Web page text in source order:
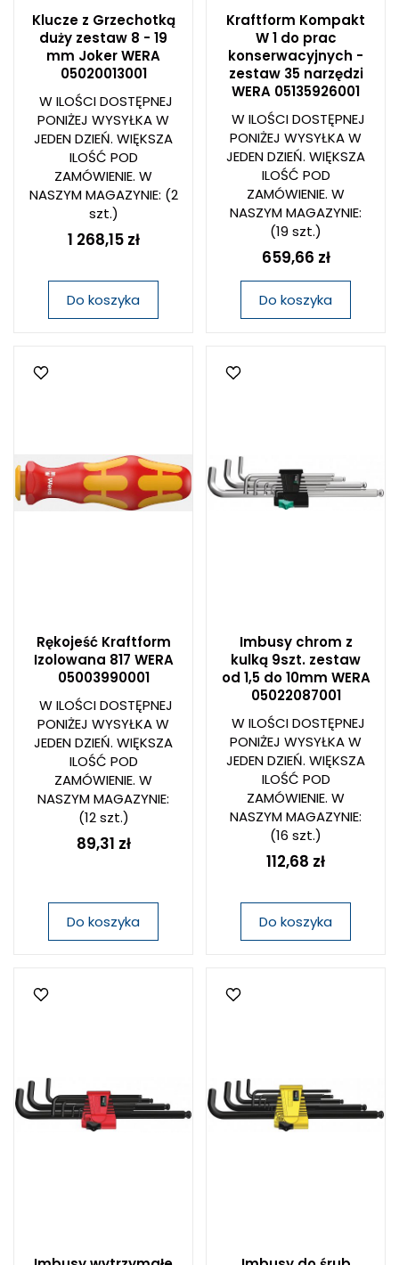
Klucze z Grzechotką
duży zestaw 8 - 19
mm Joker WERA
05020013001
W ILOŚCI DOSTĘPNEJ
PONIŻEJ WYSYŁKA W
JEDEN DZIEŃ. WIĘKSZA
ILOŚĆ POD
ZAMÓWIENIE. W
NASZYM MAGAZYNIE: (2
szt.)
1 268,15 zł
Do koszyka
Kraftform Kompakt
W 1 do prac
konserwacyjnych -
zestaw 35 narzędzi
WERA 05135926001
W ILOŚCI DOSTĘPNEJ
PONIŻEJ WYSYŁKA W
JEDEN DZIEŃ. WIĘKSZA
ILOŚĆ POD
ZAMÓWIENIE. W
NASZYM MAGAZYNIE:
(19 szt.)
659,66 zł
Do koszyka
Rękojeść Kraftform
Izolowana 817 WERA
05003990001
W ILOŚCI DOSTĘPNEJ
PONIŻEJ WYSYŁKA W
JEDEN DZIEŃ. WIĘKSZA
ILOŚĆ POD
ZAMÓWIENIE. W
NASZYM MAGAZYNIE:
(12 szt.)
89,31 zł
Do koszyka
Imbusy chrom z
kulką 9szt. zestaw
od 1,5 do 10mm WERA
05022087001
W ILOŚCI DOSTĘPNEJ
PONIŻEJ WYSYŁKA W
JEDEN DZIEŃ. WIĘKSZA
ILOŚĆ POD
ZAMÓWIENIE. W
NASZYM MAGAZYNIE:
(16 szt.)
112,68 zł
Do koszyka